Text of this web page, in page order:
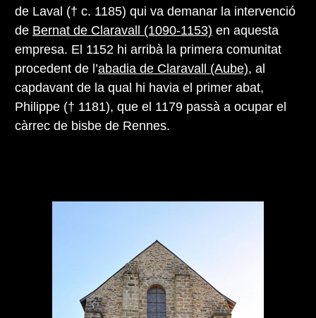
de Laval († c. 1185) qui va demanar la intervenció
de Bernat de Claravall (1090-1153) en aquesta
empresa. El 1152 hi arribà la primera comunitat
procedent de l’abadia de Claravall (Aube), al
capdavant de la qual hi havia el primer abat,
Philippe († 1181), que el 1179 passà a ocupar el
càrrec de bisbe de Rennes.